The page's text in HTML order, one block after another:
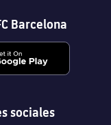
Barcelona
sociales